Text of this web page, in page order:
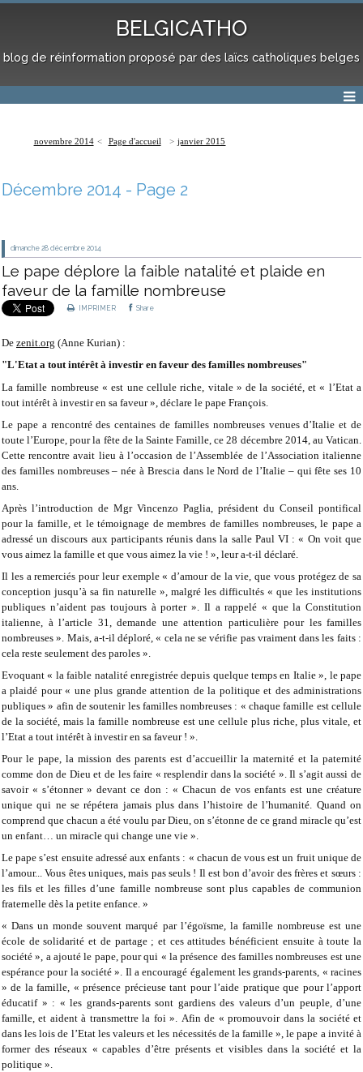
BELGICATHO
blog de réinformation proposé par des laïcs catholiques belges
novembre 2014 Page d'accueil janvier 2015
Décembre 2014 - Page 2
dimanche 28 décembre 2014
Le pape déplore la faible natalité et plaide en
faveur de la famille nombreuse
IMPRIMER Share
De zenit.org (Anne Kurian) :
"L'Etat a tout intérêt à investir en faveur des familles nombreuses"
La famille nombreuse « est une cellule riche, vitale » de la société, et « l’Etat a
tout intérêt à investir en sa faveur », déclare le pape François.
Le pape a rencontré des centaines de familles nombreuses venues d’Italie et de
toute l’Europe, pour la fête de la Sainte Famille, ce 28 décembre 2014, au Vatican.
Cette rencontre avait lieu à l’occasion de l’Assemblée de l’Association italienne
des familles nombreuses – née à Brescia dans le Nord de l’Italie – qui fête ses 10
ans.
Après l’introduction de Mgr Vincenzo Paglia, président du Conseil pontifical
pour la famille, et le témoignage de membres de familles nombreuses, le pape a
adressé un discours aux participants réunis dans la salle Paul VI : « On voit que
vous aimez la famille et que vous aimez la vie ! », leur a-t-il déclaré.
Il les a remerciés pour leur exemple « d’amour de la vie, que vous protégez de sa
conception jusqu’à sa fin naturelle », malgré les difficultés « que les institutions
publiques n’aident pas toujours à porter ». Il a rappelé « que la Constitution
italienne, à l’article 31, demande une attention particulière pour les familles
nombreuses ». Mais, a-t-il déploré, « cela ne se vérifie pas vraiment dans les faits :
cela reste seulement des paroles ».
Evoquant « la faible natalité enregistrée depuis quelque temps en Italie », le pape
a plaidé pour « une plus grande attention de la politique et des administrations
publiques » afin de soutenir les familles nombreuses : « chaque famille est cellule
de la société, mais la famille nombreuse est une cellule plus riche, plus vitale, et
l’Etat a tout intérêt à investir en sa faveur ! ».
Pour le pape, la mission des parents est d’accueillir la maternité et la paternité
comme don de Dieu et de les faire « resplendir dans la société ». Il s’agit aussi de
savoir « s’étonner » devant ce don : « Chacun de vos enfants est une créature
unique qui ne se répétera jamais plus dans l’histoire de l’humanité. Quand on
comprend que chacun a été voulu par Dieu, on s’étonne de ce grand miracle qu’est
un enfant… un miracle qui change une vie ».
Le pape s’est ensuite adressé aux enfants : « chacun de vous est un fruit unique de
l’amour... Vous êtes uniques, mais pas seuls ! Il est bon d’avoir des frères et sœurs :
les fils et les filles d’une famille nombreuse sont plus capables de communion
fraternelle dès la petite enfance. »
« Dans un monde souvent marqué par l’égoïsme, la famille nombreuse est une
école de solidarité et de partage ; et ces attitudes bénéficient ensuite à toute la
société », a ajouté le pape, pour qui « la présence des familles nombreuses est une
espérance pour la société ». Il a encouragé également les grands-parents, « racines
» de la famille, « présence précieuse tant pour l’aide pratique que pour l’apport
éducatif » : « les grands-parents sont gardiens des valeurs d’un peuple, d’une
famille, et aident à transmettre la foi ». Afin de « promouvoir dans la société et
dans les lois de l’Etat les valeurs et les nécessités de la famille », le pape a invité à
former des réseaux « capables d’être présents et visibles dans la société et la
politique ».